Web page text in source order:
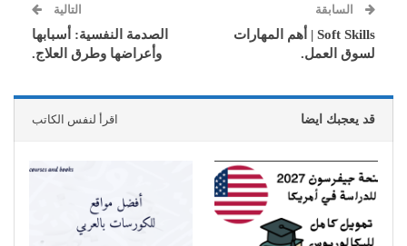
السابقة
Soft Skills | أهم المهارات
لسوق العمل.
التالية
الصدمة النفسية: أسبابها
وأعراضها وطرق العلاج.
قد يعجبك ايضا اقرأ لنفس الكاتب